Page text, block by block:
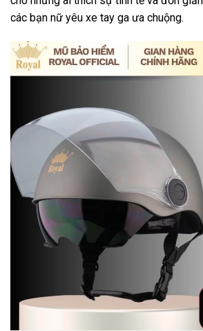
các bạn nữ yêu xe tay ga ưa chuộng.